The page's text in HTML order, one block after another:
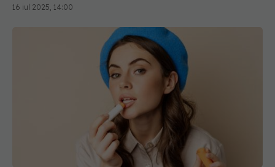
16 iul 2025, 14:00